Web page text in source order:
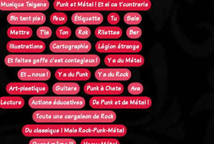
Musique Tsigane
Punk et Métal ! Et si ca t'contrarie
Bin tant pis !
Peux Étiquette Tu
Sais
Mettre
T'la Ton Rok Rilettes
Bar
Illustrations
Cartographie
Légion étrange
Et faites gaffe c'est contagieux !
Y a du Métal
Et ... nous !
Y a du Punk
Y a du Rock
Art-plastique
Guitare Punk à Chats
Ava
Lecture
Actions éducatives
De Punk et de Métal !
Toute une cargaison de Rock
Du classique ! Mais Rock-Punk-Métal